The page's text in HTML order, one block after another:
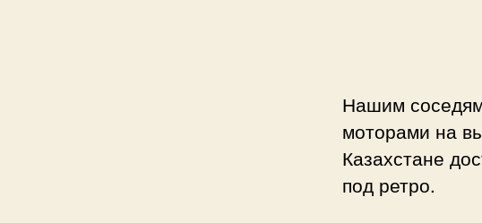
Нашим
моторами на
Казахстане
под ретро.